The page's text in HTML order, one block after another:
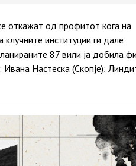
откажат од профитот кога на
институции ги дале
87 вили ја добила
Настеска (Скопје);